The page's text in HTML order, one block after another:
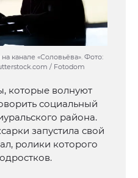
канале «Соловьёва». Фото:
/ Fotodom
которые волнуют
социальный
района.
запустила свой
ролики которого